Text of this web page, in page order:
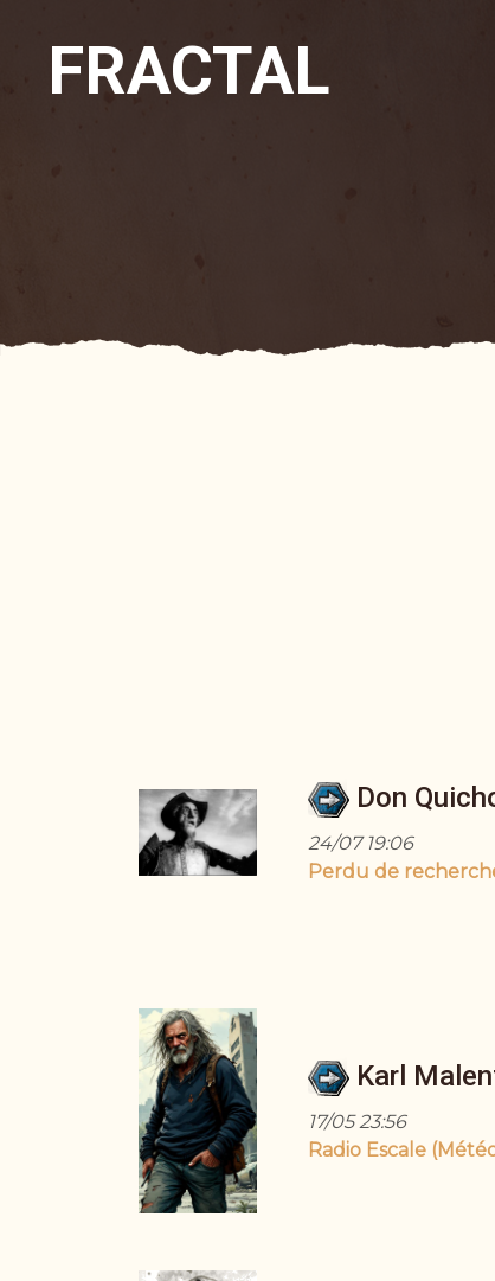
FRACTAL
Don
24/07 19:06
Perdu de
Karl
17/05 23:56
Radio Escale